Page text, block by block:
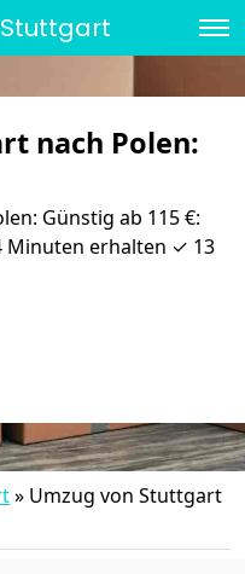
nach Polen:
Günstig ab 115 €:
Minuten erhalten ✓ 13
» Umzug von Stuttgart